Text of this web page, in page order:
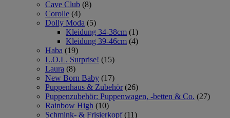
Cave Club (8)
Corolle (4)
Dolly Moda (5)
Kleidung 34-38cm (1)
Kleidung 39-46cm (4)
Haba (19)
L.O.L. Surprise! (15)
Laura (8)
New Born Baby (17)
Puppenhaus & Zubehör (26)
Puppenzubehör: Puppenwagen, -betten & Co. (27)
Rainbow High (10)
Schmink- & Frisierkopf (11)